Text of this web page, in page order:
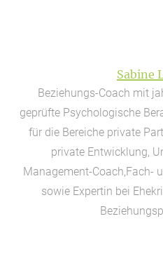
Sabine
Beziehungs-Coach mit
geprüfte Psychologische
für die Bereiche private
private Entwicklung,
Management-Coach,Fach-
sowie Expertin bei